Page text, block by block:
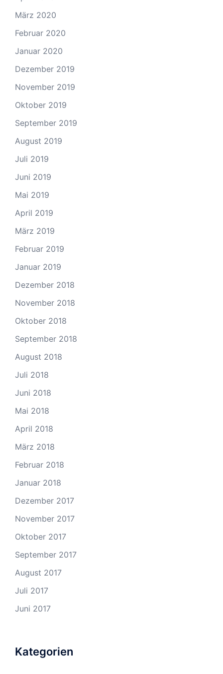
März 2020
Februar 2020
Januar 2020
Dezember 2019
November 2019
Oktober 2019
September 2019
August 2019
Juli 2019
Juni 2019
Mai 2019
April 2019
März 2019
Februar 2019
Januar 2019
Dezember 2018
November 2018
Oktober 2018
September 2018
August 2018
Juli 2018
Juni 2018
Mai 2018
April 2018
März 2018
Februar 2018
Januar 2018
Dezember 2017
November 2017
Oktober 2017
September 2017
August 2017
Juli 2017
Juni 2017
Kategorien